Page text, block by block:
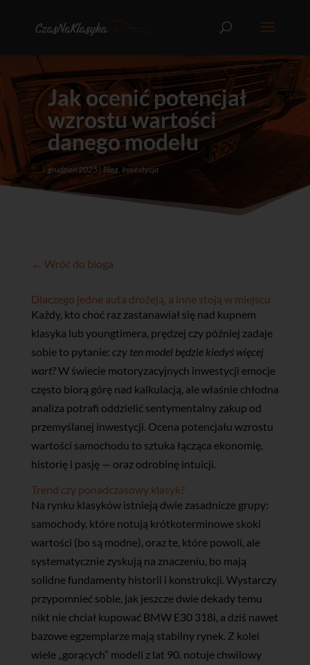
Jak ocenić potencjał
wzrostu wartości
danego modelu
grudzień 2025 Blog, Inwestycja
← Wróć do bloga
Dlaczego jedne auta drożeją, a inne stoją w miejscu
Każdy, kto choć raz zastanawiał się nad kupnem
klasyka lub youngtimera, prędzej czy później zadaje
sobie to pytanie: czy ten model będzie kiedyś więcej
wart?W świecie motoryzacyjnych inwestycji emocje
często biorą górę nad kalkulacją, ale właśnie chłodna
analiza potrafi oddzielić sentymentalny zakup od
przemyślanej inwestycji. Ocena potencjału wzrostu
wartości samochodu to sztuka łącząca ekonomię,
historię i pasję — oraz odrobinę intuicji.
Trend czy ponadczasowy klasyk?
Na rynku klasyków istnieją dwie zasadnicze grupy:
samochody, które notują krótkoterminowe skoki
wartości (bo są modne), oraz te, które powoli, ale
systematycznie zyskują na znaczeniu, bo mają
solidne fundamenty historii i konstrukcji. Wystarczy
przypomnieć sobie, jak jeszcze dwie dekady temu
nikt nie chciał kupować BMW E30 318i, a dziś nawet
bazowe egzemplarze mają stabilny rynek. Z kolei
wiele „gorących” modeli z lat 90. notuje chwilowy